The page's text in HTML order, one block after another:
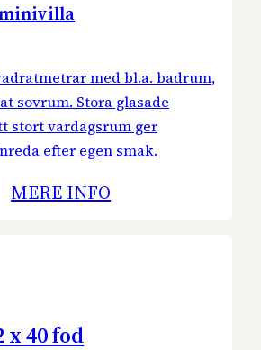
med bl.a. badrum,
sovrum. Stora glasade
stort vardagsrum ger
efter egen smak.
MERE INFO
x 40 fod